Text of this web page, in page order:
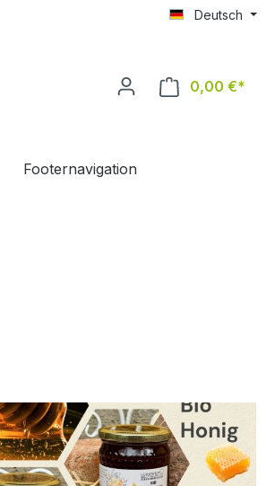
Deutsch
0,00 €*
Footernavigation